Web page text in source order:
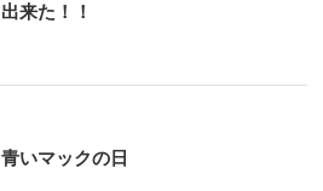
出来た！！
青いマックの日